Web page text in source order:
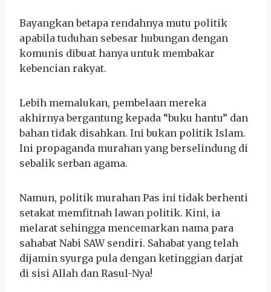
Bayangkan betapa rendahnya mutu politik
apabila tuduhan sebesar hubungan dengan
komunis dibuat hanya untuk membakar
kebencian rakyat.
Lebih memalukan, pembelaan mereka
akhirnya bergantung kepada “buku hantu” dan
bahan tidak disahkan. Ini bukan politik Islam.
Ini propaganda murahan yang berselindung di
sebalik serban agama.
Namun, politik murahan Pas ini tidak berhenti
setakat memfitnah lawan politik. Kini, ia
melarat sehingga mencemarkan nama para
sahabat Nabi SAW sendiri. Sahabat yang telah
dijamin syurga pula dengan ketinggian darjat
di sisi Allah dan Rasul-Nya!